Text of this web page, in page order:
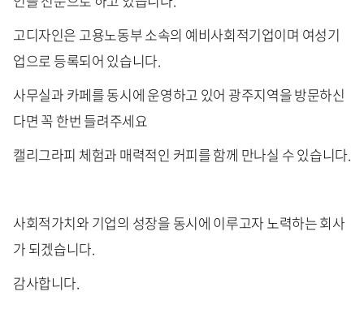
고디자인은 고용노동부 소속의 예비사회적기업이며 여성기
업으로 등록되어 있습니다.
사무실과 카페를 동시에 운영하고 있어 광주지역을 방문하신
다면 꼭 한번 들려주세요
캘리그라피 체험과 매력적인 커피를 함께 만나실 수 있습니다.
사회적가치와 기업의 성장을 동시에 이루고자 노력하는 회사
가 되겠습니다.
감사합니다.